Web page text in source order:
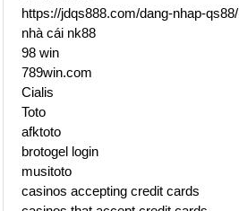
https://jdqs888.com/dang-nhap-qs88/
nhà cái nk88
98 win
789win.com
Cialis
Toto
afktoto
brotogel login
musitoto
casinos accepting credit cards